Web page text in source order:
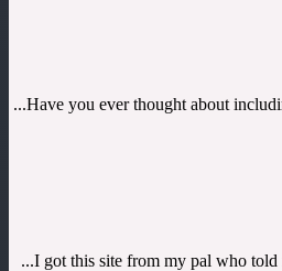
Have you ever thought about
I got this site from my pal who told